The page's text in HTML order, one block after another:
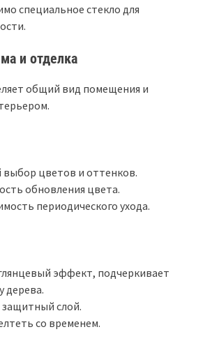
специальное стекло для
и отделка
общий вид помещения и
цветов и оттенков.
обновления цвета.
периодического ухода.
эффект, подчеркивает
дерева.
слой.
со временем.